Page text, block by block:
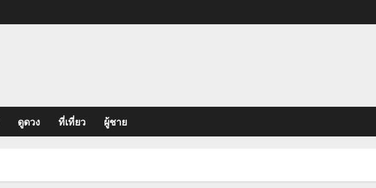
ดูดวง ที่เที่ยว ผู้ชาย